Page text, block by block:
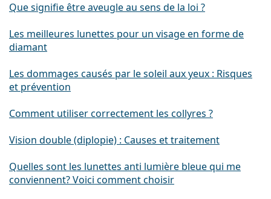
Que signifie être aveugle au sens de la loi ?
Les meilleures lunettes pour un visage en forme de
diamant
Les dommages causés par le soleil aux yeux : Risques
et prévention
Comment utiliser correctement les collyres ?
Vision double (diplopie) : Causes et traitement
Quelles sont les lunettes anti lumière bleue qui me
conviennent? Voici comment choisir